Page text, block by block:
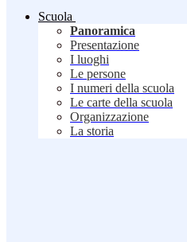
Scuola
Panoramica
Presentazione
I luoghi
Le persone
I numeri della scuola
Le carte della scuola
Organizzazione
La storia